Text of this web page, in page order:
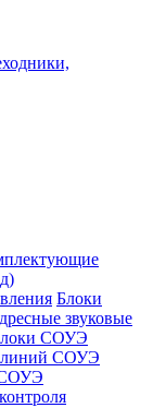
Блоки
звуковые
СОУЭ
линий СОУЭ
СОУЭ